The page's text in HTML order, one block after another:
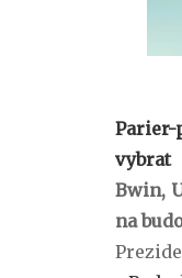
vybrat
Bwin,
na